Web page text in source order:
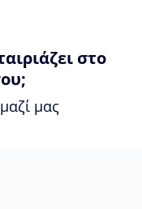
στο
μας